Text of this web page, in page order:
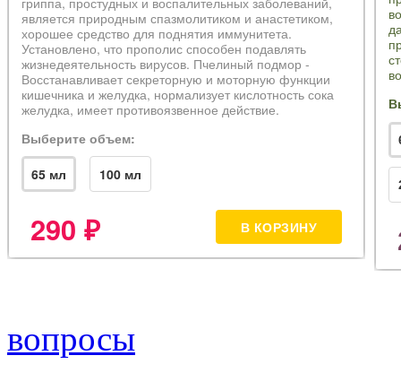
вопросы